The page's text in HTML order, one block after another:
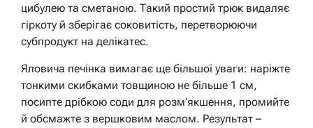
цибулею та сметаною. Такий простий трюк видаляє
гіркоту й зберігає соковитість, перетворюючи
субпродукт на делікатес.
Яловича печінка вимагає ще більшої уваги: наріжте
тонкими скибками товщиною не більше 1 см,
посипте дрібкою соди для розм’якшення, промийте
й обсмажте з вершковим маслом. Результат –